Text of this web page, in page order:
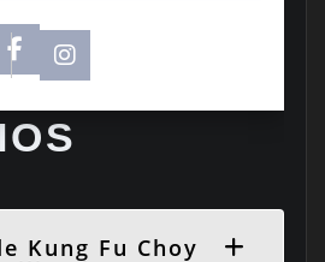
Kung Fu Choy